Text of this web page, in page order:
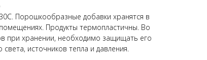
Порошкообразные добавки хранятся в
Продукты термопластичны. Во
при хранении, необходимо защищать его
источников тепла и давления.